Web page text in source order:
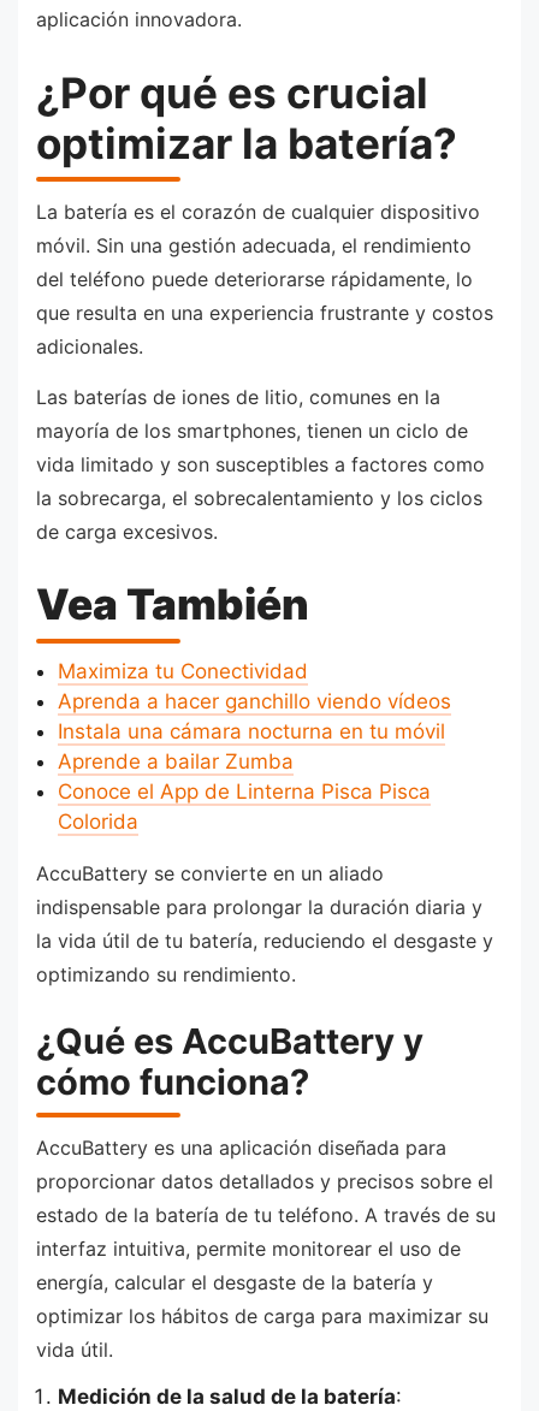
aplicación innovadora.
¿Por qué es crucial
optimizar la batería?
La batería es el corazón de cualquier dispositivo
móvil. Sin una gestión adecuada, el rendimiento
del teléfono puede deteriorarse rápidamente, lo
que resulta en una experiencia frustrante y costos
adicionales.
Las baterías de iones de litio, comunes en la
mayoría de los smartphones, tienen un ciclo de
vida limitado y son susceptibles a factores como
la sobrecarga, el sobrecalentamiento y los ciclos
de carga excesivos.
Vea También
Maximiza tu Conectividad
Aprenda a hacer ganchillo viendo vídeos
Instala una cámara nocturna en tu móvil
Aprende a bailar Zumba
Conoce el App de Linterna Pisca Pisca
Colorida
AccuBattery se convierte en un aliado
indispensable para prolongar la duración diaria y
la vida útil de tu batería, reduciendo el desgaste y
optimizando su rendimiento.
¿Qué es AccuBattery y
cómo funciona?
AccuBattery es una aplicación diseñada para
proporcionar datos detallados y precisos sobre el
estado de la batería de tu teléfono. A través de su
interfaz intuitiva, permite monitorear el uso de
energía, calcular el desgaste de la batería y
optimizar los hábitos de carga para maximizar su
vida útil.
Medición de la salud de la batería: